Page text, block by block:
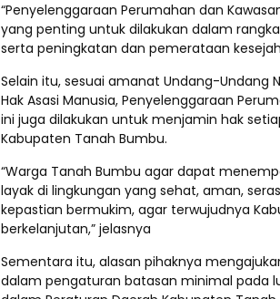
“Penyelenggaraan Perumahan dan
yang penting untuk dilakukan dalam
serta peningkatan dan pemerataan
Selain itu, sesuai amanat Undang-Undang
Hak Asasi Manusia, Penyelenggaraan
ini juga dilakukan untuk menjamin hak
Kabupaten Tanah Bumbu.
“Warga Tanah Bumbu agar dapat
layak di lingkungan yang sehat, aman,
kepastian bermukim, agar terwujudnya
berkelanjutan,” jelasnya
Sementara itu, alasan pihaknya
dalam pengaturan batasan minimal pada